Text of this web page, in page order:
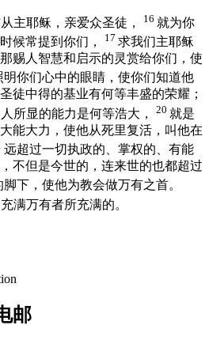
主耶稣，亲爱众圣徒， 16 就为你
候常提到你们，
17 求我们主耶稣
赐人智慧和启示的灵赏给你们，使
明你们心中的眼睛，使你们知道他
徒中得的基业有何等丰盛的荣耀；
所显的能力是何等浩大， 20 就是
能大力，使他从死里复活，叫他在
远超过一切执政的、掌权的、有能
不但是今世的，连来世的也都超过
下，使他为教会做万有之首。
满万有者所充满的。
邮